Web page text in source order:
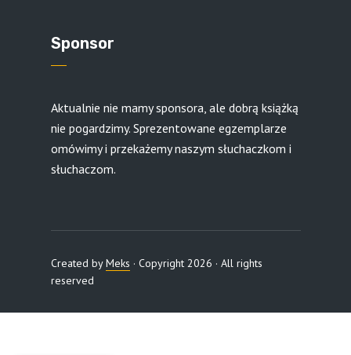
Sponsor
Aktualnie nie mamy sponsora, ale dobrą książką
nie pogardzimy. Sprezentowane egzemplarze
omówimy i przekażemy naszym słuchaczkom i
słuchaczom.
Created byMeks · Copyright 2026 · All rights
reserved